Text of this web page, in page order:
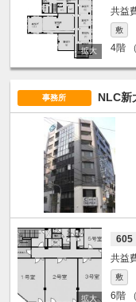
敷
4階
事務所 NLC新
605
敷
6階